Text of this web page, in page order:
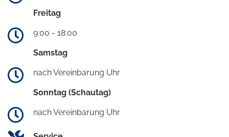
Freitag
9:00 - 18:00
Samstag
nach Vereinbarung Uhr
Sonntag (Schautag)
nach Vereinbarung Uhr